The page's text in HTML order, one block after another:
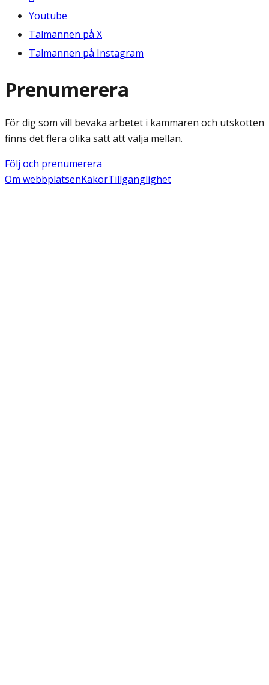
Youtube
Talmannen på X
Talmannen på Instagram
Prenumerera
För dig som vill bevaka arbetet i kammaren och utskotten
finns det flera olika sätt att välja mellan.
Följ och prenumerera
Om webbplatsenKakorTillgänglighet